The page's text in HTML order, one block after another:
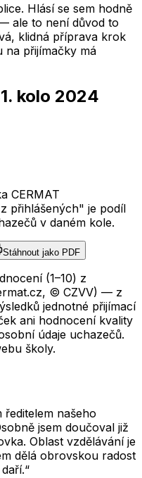
Hlásí se sem hodně
ale to není důvod to
klidná příprava krok
na přijímačky má
1. kolo 2024
CERMAT
z přihlášených" je podíl
v daném kole.
Stáhnout jako PDF
(1–10) z
© CZVV) — z
jednotné přijímací
ani hodnocení kvality
údaje uchazečů.
školy.
ředitelem našeho
jsem doučoval již
Oblast vzdělávání je
dělá obrovskou radost